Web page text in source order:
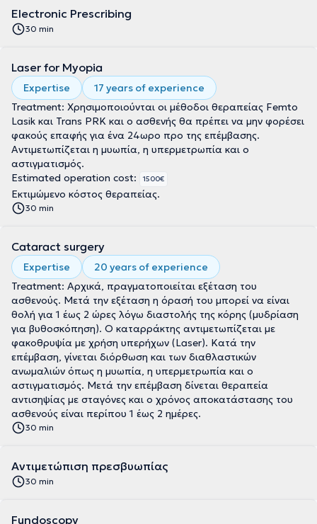
Electronic Prescribing
30 min
Laser for Myopia
Expertise
17 years of experience
Treatment: Χρησιμοποιούνται οι μέθοδοι θεραπείας Femto
Lasik και Trans PRK και ο ασθενής θα πρέπει να μην φορέσει
φακούς επαφής για ένα 24ωρο προ της επέμβασης.
Αντιμετωπίζεται η μυωπία, η υπερμετρωπία και ο
αστιγματισμός.
Estimated operation cost:
1500€
Εκτιμώμενο κόστος θεραπείας.
30 min
Cataract surgery
Expertise
20 years of experience
Treatment: Αρχικά, πραγματοποιείται εξέταση του
ασθενούς. Μετά την εξέταση η όρασή του μπορεί να είναι
θολή για 1 έως 2 ώρες λόγω διαστολής της κόρης (μυδρίαση
για βυθοσκόπηση). Ο καταρράκτης αντιμετωπίζεται με
φακοθρυψία με χρήση υπερήχων (Laser). Κατά την
επέμβαση, γίνεται διόρθωση και των διαθλαστικών
ανωμαλιών όπως η μυωπία, η υπερμετρωπία και ο
αστιγματισμός. Μετά την επέμβαση δίνεται θεραπεία
αντισηψίας με σταγόνες και ο χρόνος αποκατάστασης του
ασθενούς είναι περίπου 1 έως 2 ημέρες.
30 min
Αντιμετώπιση πρεσβυωπίας
30 min
Fundoscopy